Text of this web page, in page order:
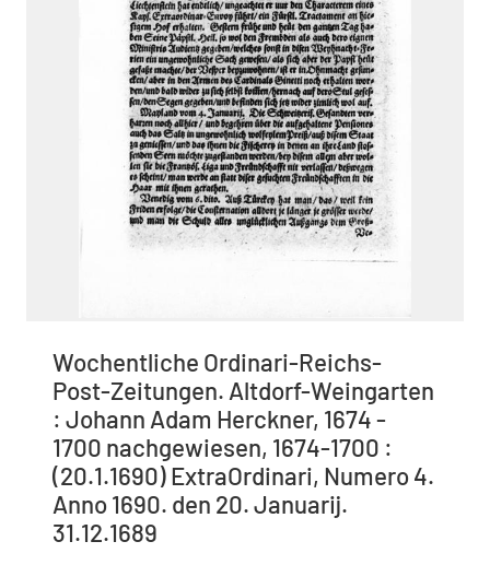
Wochentliche Ordinari-Reichs-
Post-Zeitungen. Altdorf-Weingarten
: Johann Adam Herckner, 1674 -
1700 nachgewiesen, 1674-1700 :
(20.1.1690) ExtraOrdinari, Numero 4.
Anno 1690. den 20. Januarij.
31.12.1689